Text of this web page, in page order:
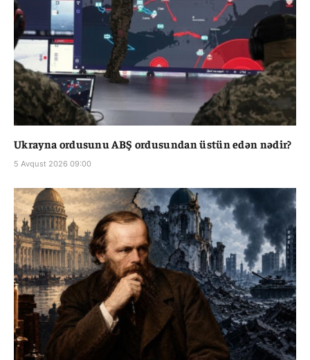
Ukrayna ordusunu ABŞ ordusundan üstün edən nədir?
5 Avqust 2026 09:00